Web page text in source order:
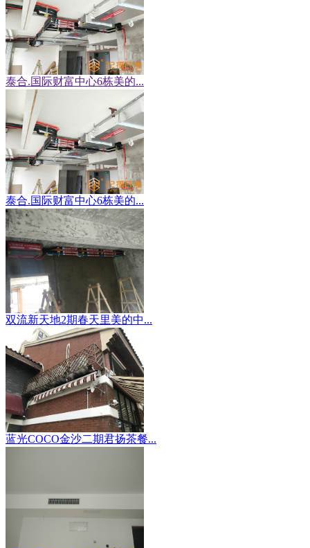
泰合.国际财富中心6栋美的...
泰合.国际财富中心6栋美的...
双流新天地2期春天里美的中...
蓝光COCO金沙二期君扬茶餐...